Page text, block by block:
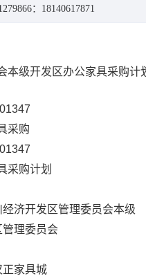
：18140617871
本级开发区办公家具采购计
采购
采购计划
济开发区管理委员会本级
理委员会
正家具城